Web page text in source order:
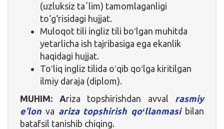
(uzluksiz taʼlim) tamomlaganligi
to‘g‘risidagi hujjat.
Muloqot tili ingliz tili boʻlgan muhitda
yetarlicha ish tajribasiga ega ekanlik
haqidagi hujjat.
Toʻliq ingliz tilida oʻqib qoʻlga kiritilgan
ilmiy daraja (diplom).
MUHIM: Ariza topshirishdan avval rasmiy
e’lon va ariza topshirish qoʻllanmasi bilan
batafsil tanishib chiqing.